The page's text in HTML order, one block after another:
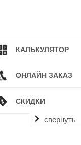
КАЛЬКУЛЯТОР
ОНЛАЙН ЗАКАЗ
СКИДКИ
свернуть